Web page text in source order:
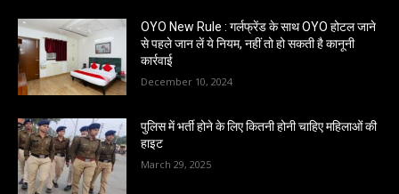
OYO New Rule : गर्लफ्रेंड के साथ OYO होटल जाने
से पहले जान लें ये नियम, नहीं तो हो सकती है कानूनी
कार्रवाई
December 10, 2024
पुलिस में भर्ती होने के लिए कितनी होनी चाहिए महिलाओं की
हाइट
March 29, 2025